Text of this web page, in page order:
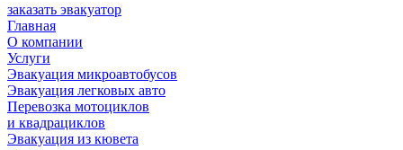
заказать эвакуатор
Главная
О компании
Услуги
Эвакуация микроавтобусов
Эвакуация легковых авто
Перевозка мотоциклов
и квадрациклов
Эвакуация из кювета